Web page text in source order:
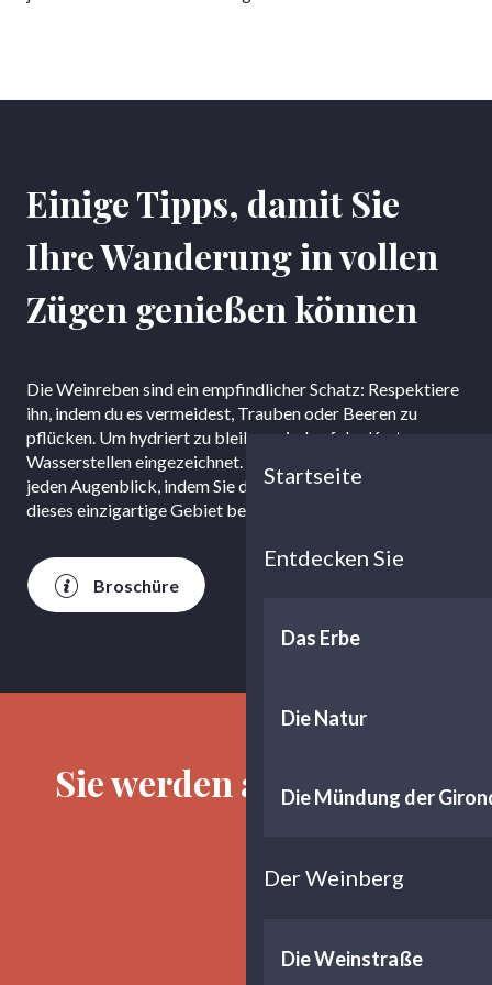
Startseite
Entdecken Sie
Das Erbe
Die Natur
Die Mündung der
Der Weinberg
Die Weinstraße
Einige Tipps, damit Sie
Ihre Wanderung in vollen
Zügen genießen können
Die Weinreben sind ein empfindlicher Schatz: Respektiere
ihn, indem du es vermeidest, Trauben oder Beeren zu
pflücken. Um hydriert zu bleiben, sind auf der Karte
Wasserstellen eingezeichnet. Und vor allem: Genießen Sie
jeden Augenblick, indem Sie die Natur und die Tiere, die
dieses einzigartige Gebiet bewohnen, respektieren.
Broschüre
Sie werden auch mögen